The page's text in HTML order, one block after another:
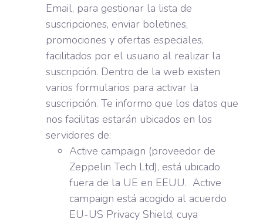
Email, para gestionar la lista de
suscripciones, enviar boletines,
promociones y ofertas especiales,
facilitados por el usuario al realizar la
suscripción. Dentro de la web existen
varios formularios para activar la
suscripción. Te informo que los datos que
nos facilitas estarán ubicados en los
servidores de:
Active campaign (proveedor de
Zeppelin Tech Ltd), está ubicado
fuera de la UE en EEUU. Active
campaign está acogido al acuerdo
EU-US Privacy Shield, cuya